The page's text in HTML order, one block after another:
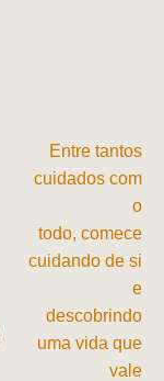
Entre tantos
cuidados com
o
todo, comece
cuidando de si
e
descobrindo
uma vida que
vale